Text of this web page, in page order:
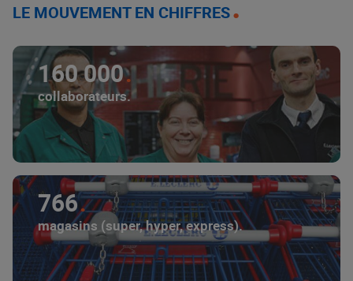
LE MOUVEMENT EN CHIFFRES
160 000
collaborateurs.
766
magasins (super, hyper, express).